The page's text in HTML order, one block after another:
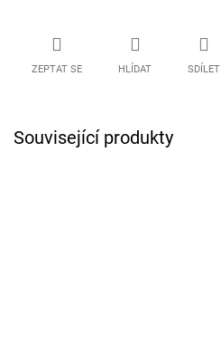
ZEPTAT SE HLÍDAT SDÍLET
Související produkty